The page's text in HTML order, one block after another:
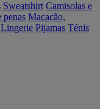
Sweatshirt Camisolas e
penas Macacão,
Lingerie Pijamas Ténis